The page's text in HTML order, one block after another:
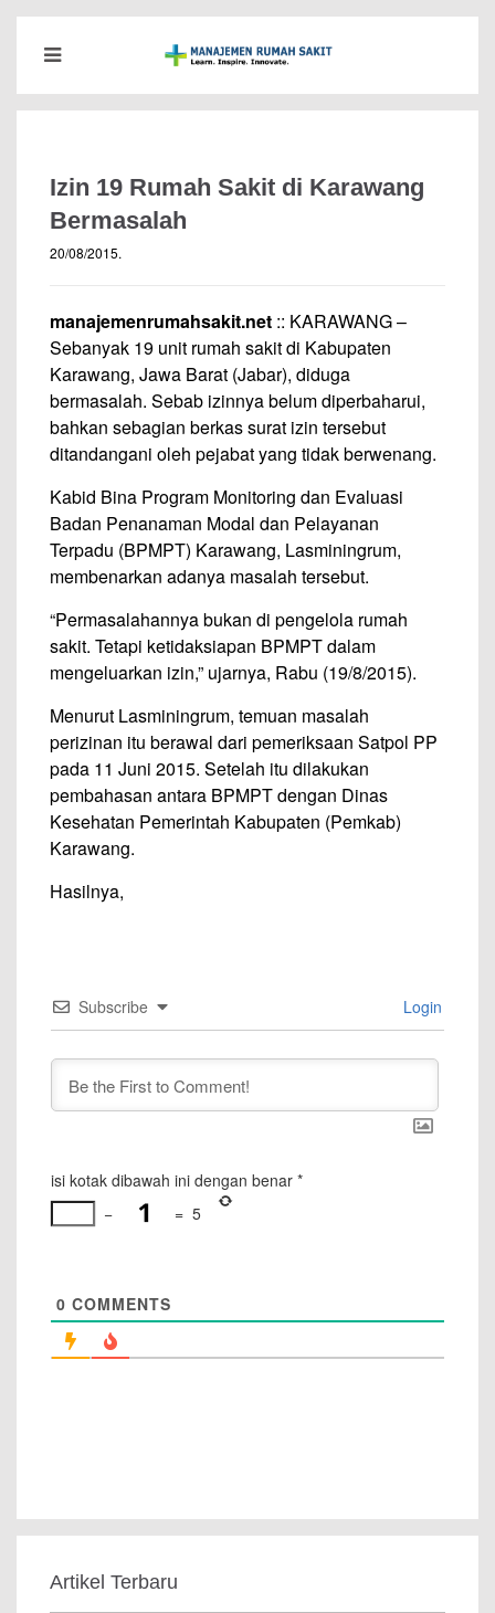
Izin 19 Rumah Sakit di Karawang
Bermasalah
20/08/2015.
manajemenrumahsakit.net :: KARAWANG –
Sebanyak 19 unit rumah sakit di Kabupaten
Karawang, Jawa Barat (Jabar), diduga
bermasalah. Sebab izinnya belum diperbaharui,
bahkan sebagian berkas surat izin tersebut
ditandangani oleh pejabat yang tidak berwenang.
Kabid Bina Program Monitoring dan Evaluasi
Badan Penanaman Modal dan Pelayanan
Terpadu (BPMPT) Karawang, Lasminingrum,
membenarkan adanya masalah tersebut.
“Permasalahannya bukan di pengelola rumah
sakit. Tetapi ketidaksiapan BPMPT dalam
mengeluarkan izin,” ujarnya, Rabu (19/8/2015).
Menurut Lasminingrum, temuan masalah
perizinan itu berawal dari pemeriksaan Satpol PP
pada 11 Juni 2015. Setelah itu dilakukan
pembahasan antara BPMPT dengan Dinas
Kesehatan Pemerintah Kabupaten (Pemkab)
Karawang.
Hasilnya,
Subscribe Login
isi kotak dibawah ini dengan benar *
−
= 5
0 COMMENTS
Artikel Terbaru